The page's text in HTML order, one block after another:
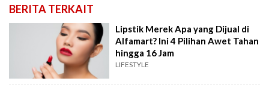
BERITA TERKAIT
Lipstik Merek Apa yang Dijual di
Alfamart? Ini 4 Pilihan Awet Tahan
hingga 16 Jam
LIFESTYLE